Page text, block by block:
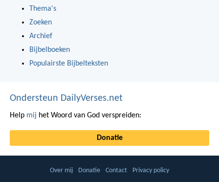
Thema's
Zoeken
Archief
Bijbelboeken
Populairste Bijbelteksten
Ondersteun DailyVerses.net
Help mij het Woord van God verspreiden:
Donatie
Over mij Donatie Contact Privacy policy